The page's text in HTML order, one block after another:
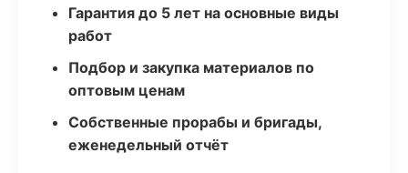
Гарантия до 5 лет на основные виды
работ
Подбор и закупка материалов по
оптовым ценам
Собственные прорабы и бригады,
еженедельный отчёт